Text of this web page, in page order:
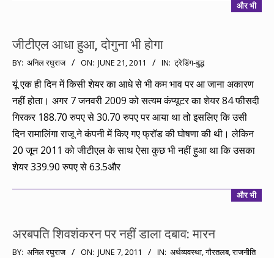
और भी
जीटीएल आधा हुआ, दोगुना भी होगा
2011-
06-
21
BY: अनिल रघुराज ON: JUNE 21, 2011 IN: ट्रेडिंग-बुद्ध
यूं एक ही दिन में किसी शेयर का आधे से भी कम भाव पर आ जाना अकारण
नहीं होता। अगर 7 जनवरी 2009 को सत्यम कंप्यूटर का शेयर 84 फीसदी
गिरकर 188.70 रुपए से 30.70 रुपए पर आया था तो इसलिए कि उसी
दिन रामालिंगा राजू ने कंपनी में किए गए फ्रॉड की घोषणा की थी। लेकिन
20 जून 2011 को जीटीएल के साथ ऐसा कुछ भी नहीं हुआ था कि उसका
शेयर 339.90 रुपए से 63.5और
और भी
अरबपति शिवशंकरन पर नहीं डाला दबाव: मारन
2011-
BY: अनिल रघुराज ON: JUNE 7, 2011 IN: अर्थव्यवस्था,गौरतलब,राजनीति